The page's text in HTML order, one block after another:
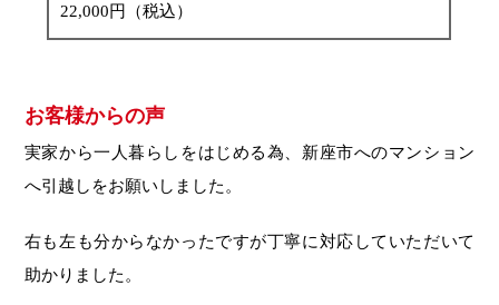
22,000円（税込）
お客様からの声
実家から一人暮らしをはじめる為、新座市へのマンション
へ引越しをお願いしました。
右も左も分からなかったですが丁寧に対応していただいて
助かりました。